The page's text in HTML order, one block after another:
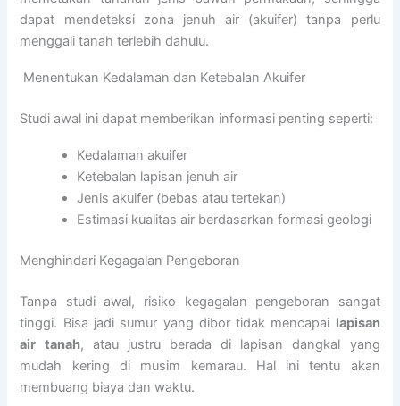
dapat mendeteksi zona jenuh air (akuifer) tanpa perlu
menggali tanah terlebih dahulu.
️ Menentukan Kedalaman dan Ketebalan Akuifer
Studi awal ini dapat memberikan informasi penting seperti:
Kedalaman akuifer
Ketebalan lapisan jenuh air
Jenis akuifer (bebas atau tertekan)
Estimasi kualitas air berdasarkan formasi geologi
Menghindari Kegagalan Pengeboran
Tanpa studi awal, risiko kegagalan pengeboran sangat
tinggi. Bisa jadi sumur yang dibor tidak mencapai lapisan
air tanah, atau justru berada di lapisan dangkal yang
mudah kering di musim kemarau. Hal ini tentu akan
membuang biaya dan waktu.